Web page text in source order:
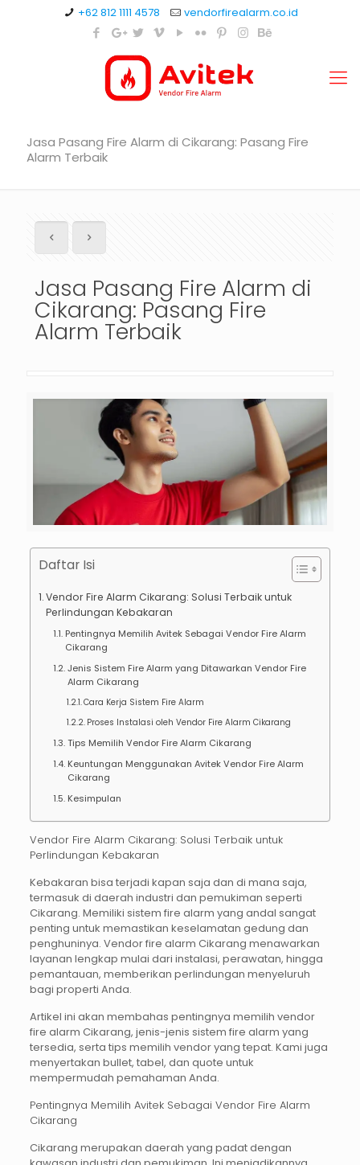
+62 812 1111 4578 vendorfirealarm.co.id
Jasa Pasang Fire Alarm di Cikarang: Pasang Fire
Alarm Terbaik
Jasa Pasang Fire Alarm di
Cikarang: Pasang Fire
Alarm Terbaik
Daftar Isi
Vendor Fire Alarm Cikarang: Solusi Terbaik untuk
Perlindungan Kebakaran
Pentingnya Memilih Avitek Sebagai Vendor Fire Alarm
Cikarang
Jenis Sistem Fire Alarm yang Ditawarkan Vendor Fire
Alarm Cikarang
Cara Kerja Sistem Fire Alarm
Proses Instalasi oleh Vendor Fire Alarm Cikarang
Tips Memilih Vendor Fire Alarm Cikarang
Keuntungan Menggunakan Avitek Vendor Fire Alarm
Cikarang
Kesimpulan
Vendor Fire Alarm Cikarang: Solusi Terbaik untuk
Perlindungan Kebakaran
Kebakaran bisa terjadi kapan saja dan di mana saja,
termasuk di daerah industri dan pemukiman seperti
Cikarang. Memiliki sistem fire alarm yang andal sangat
penting untuk memastikan keselamatan gedung dan
penghuninya. Vendor fire alarm Cikarang menawarkan
layanan lengkap mulai dari instalasi, perawatan, hingga
pemantauan, memberikan perlindungan menyeluruh
bagi properti Anda.
Artikel ini akan membahas pentingnya memilih vendor
fire alarm Cikarang, jenis-jenis sistem fire alarm yang
tersedia, serta tips memilih vendor yang tepat. Kami juga
menyertakan bullet, tabel, dan quote untuk
mempermudah pemahaman Anda.
Pentingnya Memilih Avitek Sebagai Vendor Fire Alarm
Cikarang
Cikarang merupakan daerah yang padat dengan